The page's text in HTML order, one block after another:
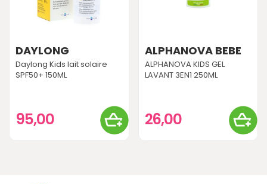
DAYLONG
Daylong Kids lait solaire
SPF50+ 150ML
95,00
ALPHANOVA BEBE
ALPHANOVA KIDS GEL
LAVANT 3EN1 250ML
26,00